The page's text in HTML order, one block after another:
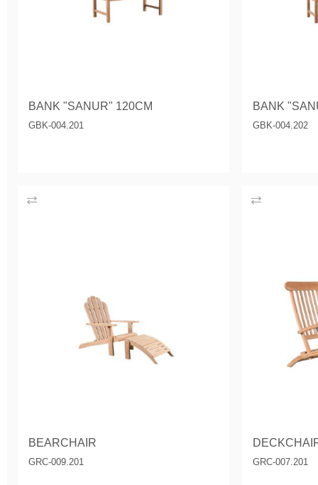
BANK "SANUR" 120CM
GBK-004.201
BANK
GBK-004.202
BEARCHAIR
GRC-009.201 GRC-007.201